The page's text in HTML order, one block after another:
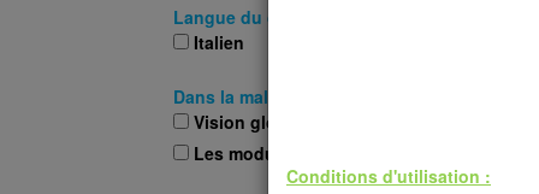
Langue du document:
Italien
Dans la malle pédagogique, sélectionnez
Vision globale du projet
Les modules de formation
Conditions d'utilisation :